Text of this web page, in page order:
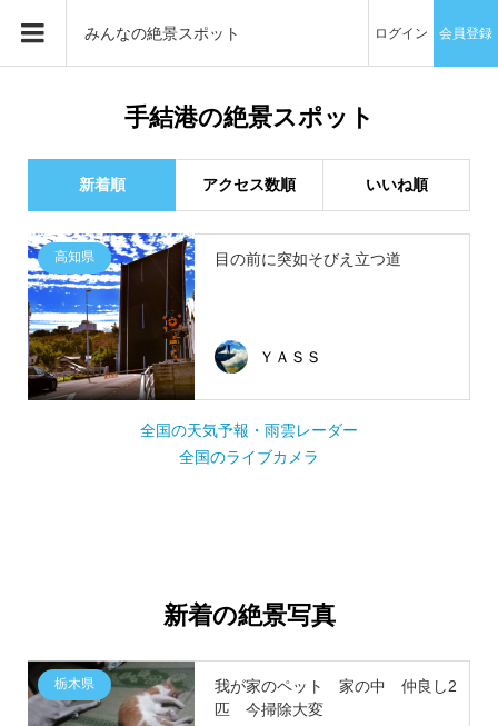
みんなの絶景スポット ログイン 会員登録
手結港の絶景スポット
新着順 アクセス数順 いいね順
高知県 目の前に突如そびえ立つ道
ＹＡＳＳ
全国の天気予報・雨雲レーダー
全国のライブカメラ
新着の絶景写真
栃木県
我が家のペット 家の中 仲良し2
匹 今掃除大変